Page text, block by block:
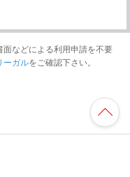
面などによる利用申請を不要
ーガルをご確認下さい。